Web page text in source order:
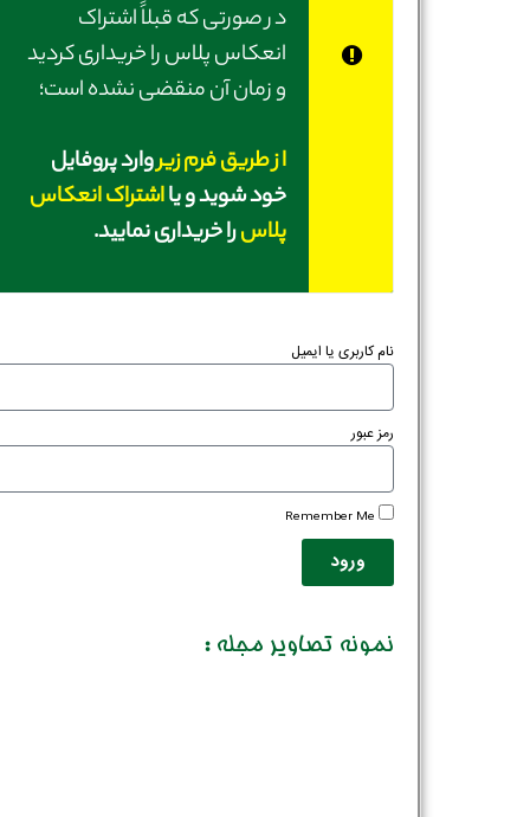
در صورتی‌ که قبلاً اشتراک
انعکاس پلاس را خریداری کردید
و زمان آن منقضی نشده است؛
از طریق فرم زیروارد پروفایل
خود شوید و یااشتراک انعکاس
پلاسرا خریداری نمایید.
نام کاربری یا ایمیل
رمز عبور
Remember Me
ورود
نمونه تصاویر مجله :